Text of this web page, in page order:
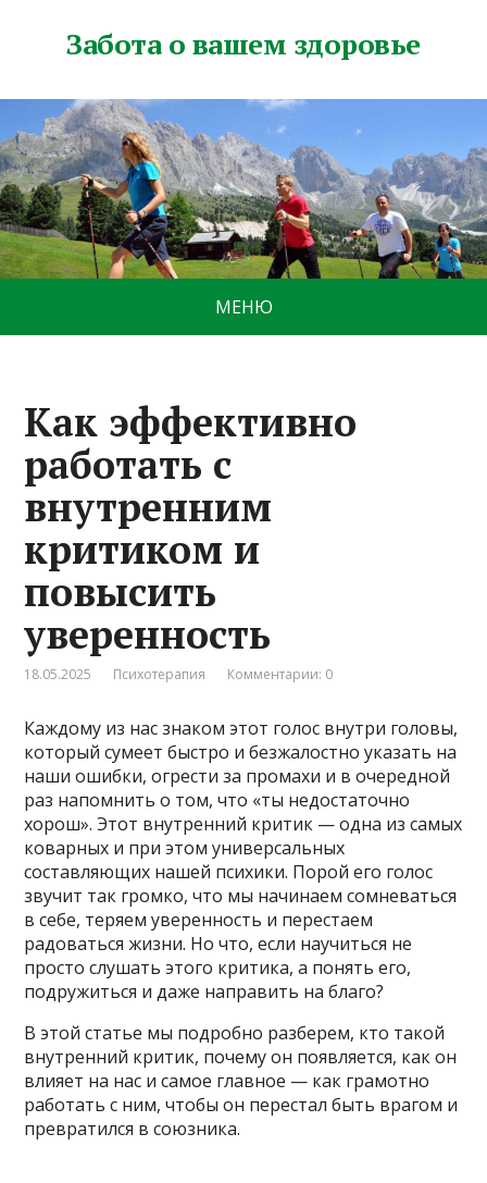
Забота о вашем здоровье
МЕНЮ
Как эффективно
работать с
внутренним
критиком и
повысить
уверенность
18.05.2025 Психотерапия Комментарии: 0
Каждому из нас знаком этот голос внутри головы,
который сумеет быстро и безжалостно указать на
наши ошибки, огрести за промахи и в очередной
раз напомнить о том, что «ты недостаточно
хорош». Этот внутренний критик — одна из самых
коварных и при этом универсальных
составляющих нашей психики. Порой его голос
звучит так громко, что мы начинаем сомневаться
в себе, теряем уверенность и перестаем
радоваться жизни. Но что, если научиться не
просто слушать этого критика, а понять его,
подружиться и даже направить на благо?
В этой статье мы подробно разберем, кто такой
внутренний критик, почему он появляется, как он
влияет на нас и самое главное — как грамотно
работать с ним, чтобы он перестал быть врагом и
превратился в союзника.